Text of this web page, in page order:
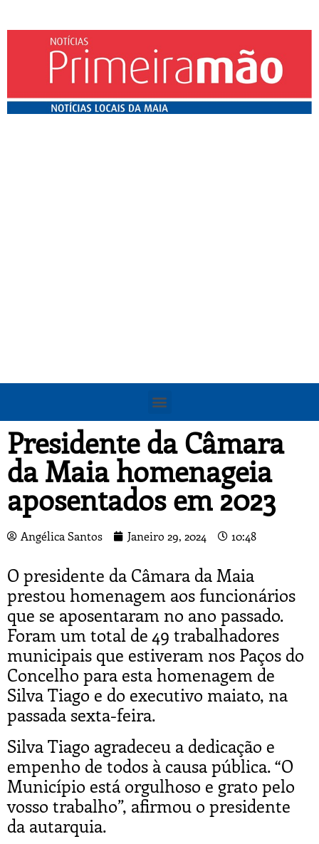
Presidente da Câmara
da Maia homenageia
aposentados em 2023
Angélica Santos Janeiro 29, 2024 10:48
O presidente da Câmara da Maia
prestou homenagem aos funcionários
que se aposentaram no ano passado.
Foram um total de 49 trabalhadores
municipais que estiveram nos Paços do
Concelho para esta homenagem de
Silva Tiago e do executivo maiato, na
passada sexta-feira.
Silva Tiago agradeceu a dedicação e
empenho de todos à causa pública. “O
Município está orgulhoso e grato pelo
vosso trabalho”, afirmou o presidente
da autarquia.